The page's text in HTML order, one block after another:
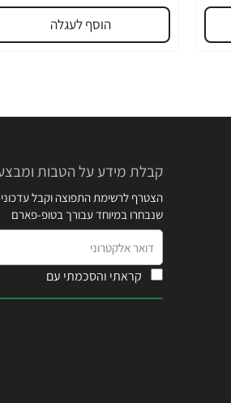
הוסף לעגלה
קבלת מידע על הטבות
הצטרף לרשימת התפוצה וקבל
שנבחרו במיוחד עבורך בטופ-פארם
אלקטרוני
קראתי והסכמתי עם